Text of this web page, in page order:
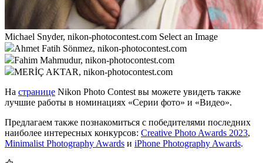
Michael Snyder, nikon-photocontest.com Select an Image
Ahmet Fatih Sönmez, nikon-photocontest.com
Fahim Mahmudur, nikon-photocontest.com
MERİÇ AKTAR, nikon-photocontest.com
На странице Nikon Photo Contest вы можете увидеть также
лучшие работы в номинациях «Серии фото» и «Видео».
Предлагаем также познакомиться с победителями последних
наиболее интересных конкурсов: Creative Photo Awards 2023,
Minimalist Photography Awards и iPhone Photography Awards.